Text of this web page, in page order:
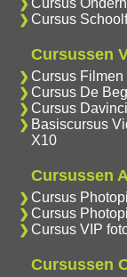
Cursus
Cursussen
Cursus Filmen
Cursus De
Cursus
Basiscursus
X10
Cursussen
Cursus
Cursus
Cursus VIP
Cursussen